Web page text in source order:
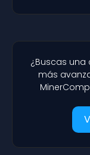
¿Buscas
más